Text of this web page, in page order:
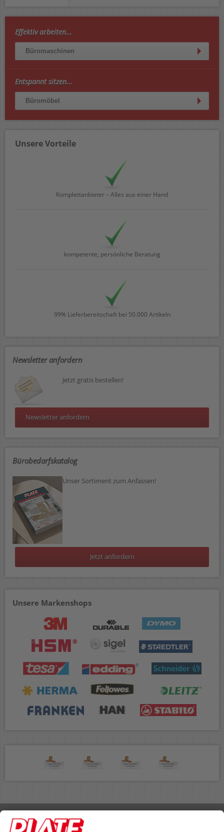
Effektiv arbeiten...
Büromaschinen
Entspannt sitzen...
Büromöbel
Unsere Vorteile
Komplettanbieter – Alles aus einer Hand
kompetente, persönliche Beratung
99% Lieferbereitschaft bei 50.000 Artikeln
Newsletter anfordern
Jetzt gratis bestellen!
Newsletter anfordern
Bürobedarfskatalog
Unser Sortiment zum Anfassen!
Jetzt anfordern
Unsere Markenshops
Rufen Sie uns an 04298 401-0